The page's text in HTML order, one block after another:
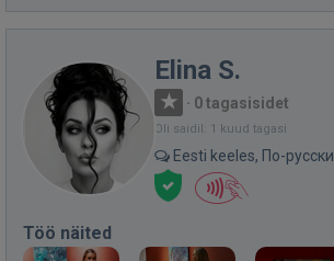
Elina S.
· 0 tagasisidet
Oli saidil: 1 kuud tagasi
Eesti keeles, По-русски
Töö näited